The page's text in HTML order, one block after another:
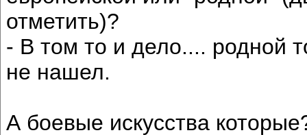
отметить)?
- В том то и дело.... родной
не нашел.
А боевые искусства